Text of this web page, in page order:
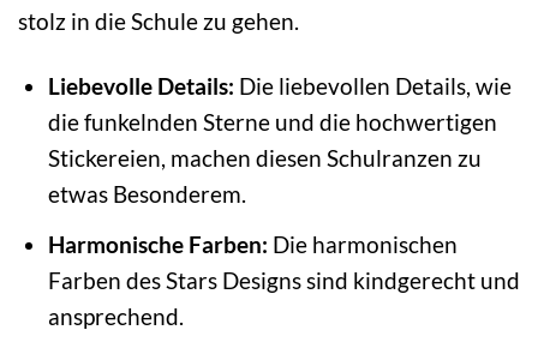
stolz in die Schule zu gehen.
Liebevolle Details: Die liebevollen Details, wie
die funkelnden Sterne und die hochwertigen
Stickereien, machen diesen Schulranzen zu
etwas Besonderem.
Harmonische Farben: Die harmonischen
Farben des Stars Designs sind kindgerecht und
ansprechend.